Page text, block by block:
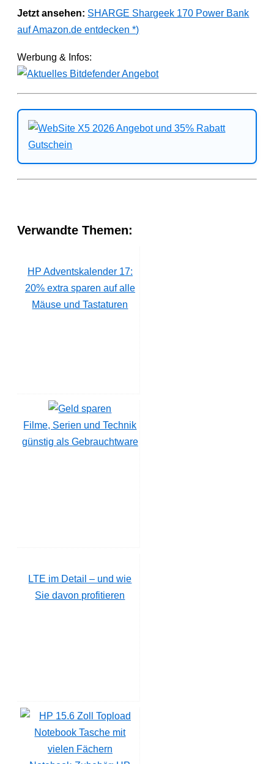
Jetzt ansehen: SHARGE Shargeek 170 Power Bank
auf Amazon.de entdecken *)
Werbung & Infos:
Verwandte Themen:
HP Adventskalender 17:
20% extra sparen auf alle
Mäuse und Tastaturen
Filme, Serien und Technik
günstig als Gebrauchtware
LTE im Detail – und wie
Sie davon profitieren